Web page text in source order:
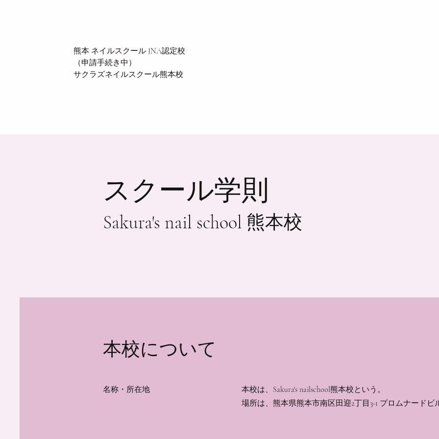
熊本 ネイルスクール JNA認定校
（申請手続き中）
サクラズネイルスクール熊本校
プライバシー
リシー
法的免責事項
または推奨事項として依拠できるものであるとは限りません。当社は、あ
用規約に関する必要事項を理解し、その作成に関するサポートを受けるた
プライバシーポリシー – 原則
​スクール学則
Sakura's nail school 熊本校
​本校について
名称・所在地
本校は、Sakura's nailschool熊本校という。
場所は、熊本県熊本市南区田迎2丁目3-1 プロムナードビ